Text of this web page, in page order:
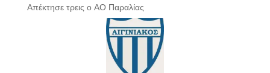
Απέκτησε τρεις ο ΑΟ Παραλίας